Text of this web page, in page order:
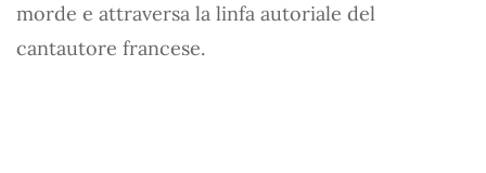
morde e attraversa la linfa autoriale del
cantautore francese.